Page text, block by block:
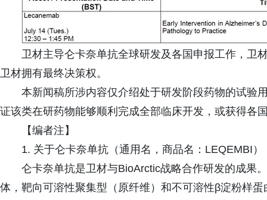
卫材主导仑卡奈单抗全球研发及各国申报工作，卫
卫材拥有最终决策权。
本新闻稿所涉内容仅介绍处于研发阶段药物的试验
证该类在研药物能够顺利完成全部临床开发，或获得各
【编者注】
1. 关于仑卡奈单抗（通用名，商品名：LEQEMBI）
仑卡奈单抗是卫材与BioArctic战略合作研发的成果
体，靶向可溶性聚集型（原纤维）和不可溶性β淀粉样蛋